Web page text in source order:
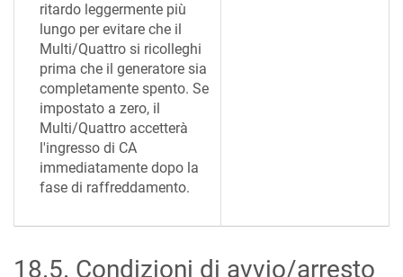
ritardo leggermente più
lungo per evitare che il
Multi/Quattro si ricolleghi
prima che il generatore sia
completamente spento. Se
impostato a zero, il
Multi/Quattro accetterà
l'ingresso di CA
immediatamente dopo la
fase di raffreddamento.
18.5. Condizioni di avvio/arresto